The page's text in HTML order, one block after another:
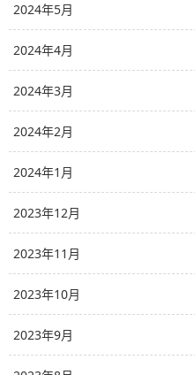
2024年5月
2024年4月
2024年3月
2024年2月
2024年1月
2023年12月
2023年11月
2023年10月
2023年9月